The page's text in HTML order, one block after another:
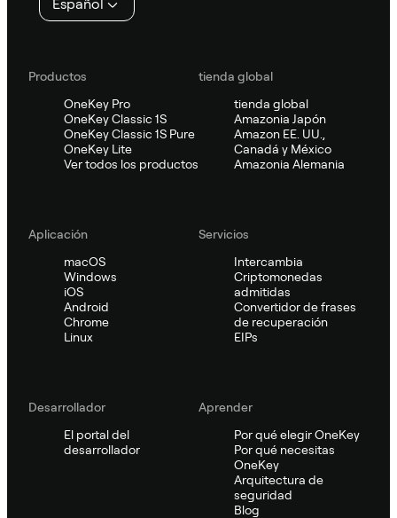
Español
Productos
OneKey Pro
OneKey Classic 1S
OneKey Classic 1S Pure
OneKey Lite
Ver todos los productos
tienda global
tienda global
Amazonia Japón
Amazon EE. UU.,
Canadá y México
Amazonia Alemania
Aplicación
macOS
Windows
iOS
Android
Chrome
Linux
Servicios
Intercambia
Criptomonedas
admitidas
Convertidor de frases
de recuperación
EIPs
Desarrollador
El portal del
desarrollador
Aprender
Por qué elegir OneKey
Por qué necesitas
OneKey
Arquitectura de
seguridad
Blog